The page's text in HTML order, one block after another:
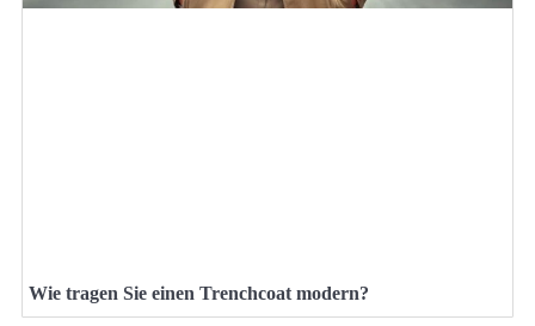
Wie tragen Sie einen Trenchcoat modern?